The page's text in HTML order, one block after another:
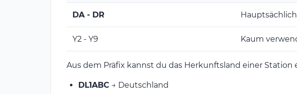
DA - DR
Y2 - Y9 Kaum
Aus dem Präfix kannst du das Herkunftsland einer Station
DL1ABC → Deutschland